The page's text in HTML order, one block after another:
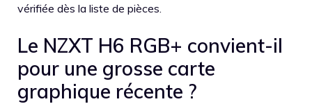
vérifiée dès la liste de pièces.
Le NZXT H6 RGB+ convient-il
pour une grosse carte
graphique récente ?